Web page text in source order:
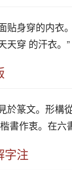
贴身穿的内衣
天穿 的汗衣。”
於篆文。形構
書作衷。在六
字注